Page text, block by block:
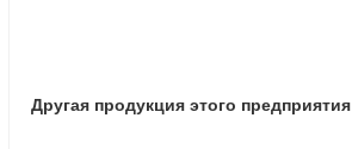
Другая продукция этого предприятия